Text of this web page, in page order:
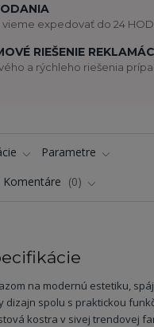
expedovať do 24
RIEŠENIE
a rýchleho riešenia
Parametre
Komentáre 0
na modernú estetiku,
dizajn spolu s praktickou
kostra v sivej trendovej